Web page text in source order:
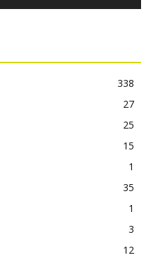
338
27
25
15
1
35
1
3
12